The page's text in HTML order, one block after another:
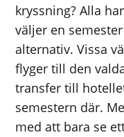
kryssning? Alla
väljer en
alternativ. Vissa
flyger till den
transfer till
semestern där.
med att bara se